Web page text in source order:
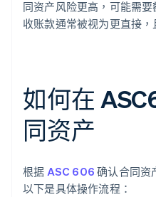
同资产风险更高，可能需
收账款通常被视为更直接，
如何在
同资产
根据 ASC 606 确认合同资
以下是具体操作流程：